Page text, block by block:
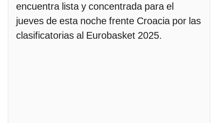
encuentra lista y concentrada para el
jueves de esta noche frente Croacia por las
clasificatorias al Eurobasket 2025.